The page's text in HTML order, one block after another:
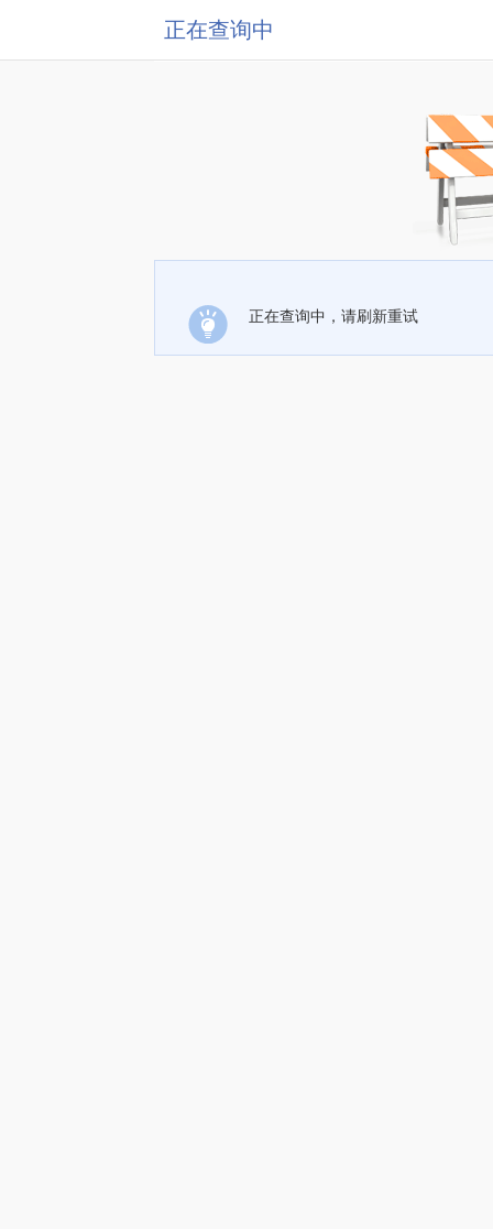
正在查询中
正在查询中，请刷新重试